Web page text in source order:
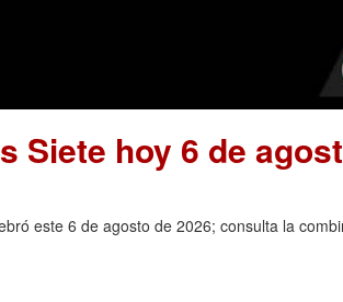
Siete hoy 6 de
este 6 de agosto de 2026; consulta la